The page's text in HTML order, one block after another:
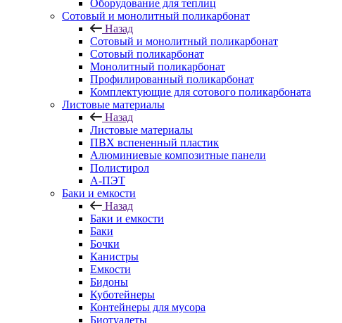
Оборудование для теплиц
Сотовый и монолитный поликарбонат
Назад
Сотовый и монолитный поликарбонат
Сотовый поликарбонат
Монолитный поликарбонат
Профилированный поликарбонат
Комплектующие для сотового поликарбоната
Листовые материалы
Назад
Листовые материалы
ПВХ вспененный пластик
Алюминиевые композитные панели
Полистирол
А-ПЭТ
Баки и емкости
Назад
Баки и емкости
Баки
Бочки
Канистры
Емкости
Бидоны
Куботейнеры
Контейнеры для мусора
Биотуалеты